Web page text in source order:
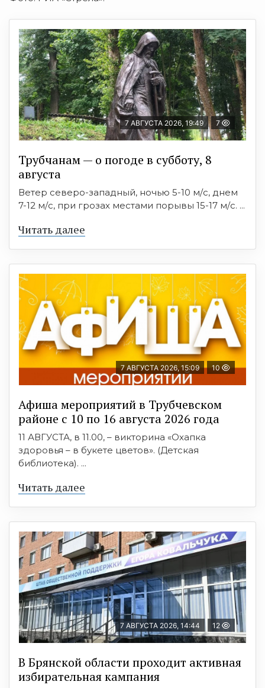
7 АВГУСТА 2026, 19:49 7
Трубчанам — о погоде в субботу, 8
августа
Ветер северо-западный, ночью 5-10 м/с, днем
7-12 м/с, при грозах местами порывы 15-17 м/с. ...
Читать далее
7 АВГУСТА 2026, 15:09 10
Афиша мероприятий в Трубчевском
районе с 10 по 16 августа 2026 года
11 АВГУСТА, в 11.00, – викторина «Охапка
здоровья – в букете цветов». (Детская
библиотека). ...
Читать далее
7 АВГУСТА 2026, 14:44 12
В Брянской области проходит активная
избирательная кампания